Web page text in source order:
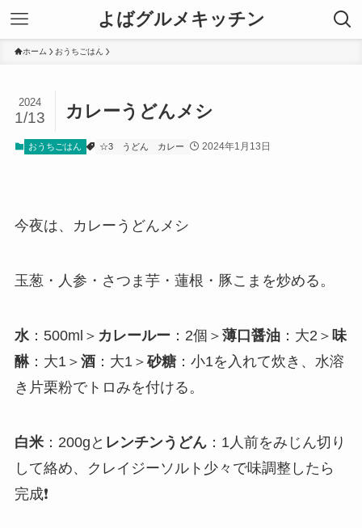
よばグルメキッチン
ホーム おうちごはん
カレーうどんメシ
2024
1/13
おうちごはん ☆3 うどん カレー 2024年1月13日
今夜は、カレーうどんメシ
玉葱・人参・さつま芋・蓮根・豚こまを炒める。
水：500ml＞ カレールー ：2個＞ 薄口醤油：大2＞ 味
醂：大1＞ 酒：大1＞砂糖：小1を入れて炊き、水溶
き片栗粉でトロみを付ける。
白米：200gと レンチンうどん：1人前をみじん切り
して絡め、クレイジーソルト少々で味調整したら
完成❗